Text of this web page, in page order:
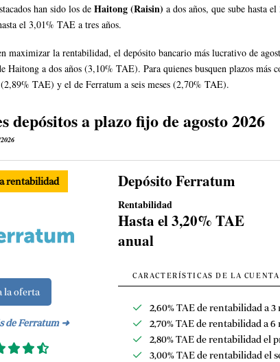
han sido los de Haitong (Raisin) a dos años, que sube hasta
el 3,01% TAE a tres años.
maximizar la rentabilidad, el depósito bancario más lucrativo de
a dos años (3,10% TAE). Para quienes busquen plazos
(2,89% TAE) y el de Ferratum a seis meses (2,70% TAE).
depósitos a plazo fijo de agosto 2026
rentabilidad
la oferta
de Ferratum ➜
Depósito Ferratum
Rentabilidad
Hasta el 3,20% TAE
anual
CARACTERÍSTICAS DE LA CUENTA
2,60% TAE de rentabilidad a 3
2,70% TAE de rentabilidad a 6
2,80% TAE de rentabilidad el
3,00% TAE de rentabilidad el